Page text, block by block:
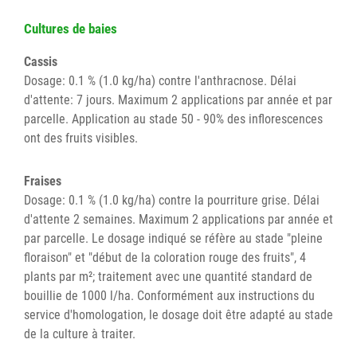
Cultures de baies
Cassis
Dosage: 0.1 % (1.0 kg/ha) contre l'anthracnose. Délai
d'attente: 7 jours. Maximum 2 applications par année et par
parcelle. Application au stade 50 - 90% des inflorescences
ont des fruits visibles.
Fraises
Dosage: 0.1 % (1.0 kg/ha) contre la pourriture grise. Délai
d'attente 2 semaines. Maximum 2 applications par année et
par parcelle. Le dosage indiqué se réfère au stade "pleine
floraison" et "début de la coloration rouge des fruits", 4
plants par m²; traitement avec une quantité standard de
bouillie de 1000 l/ha. Conformément aux instructions du
service d'homologation, le dosage doit être adapté au stade
de la culture à traiter.